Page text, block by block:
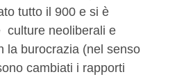
tutto il 900 e si è
culture neoliberali e
la burocrazia (nel senso
cambiati i rapporti